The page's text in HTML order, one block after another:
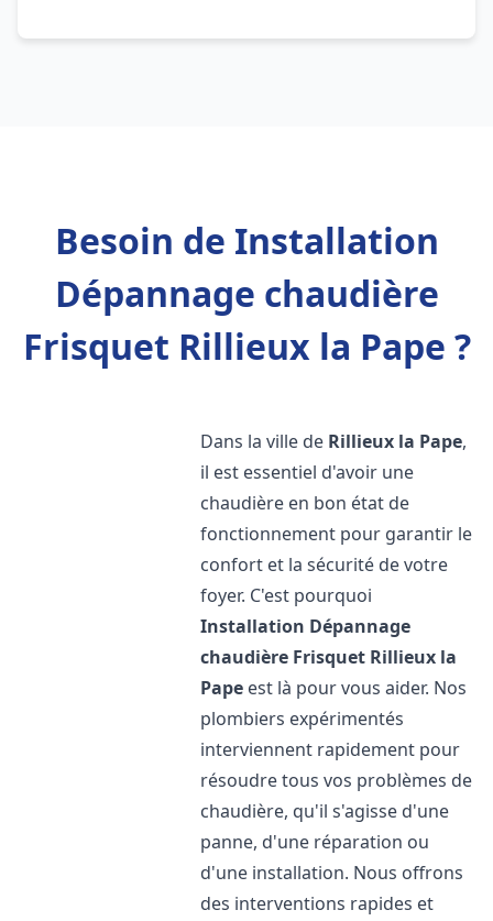
Besoin de Installation
Dépannage chaudière
Frisquet Rillieux la Pape ?
Dans la ville de Rillieux la Pape,
il est essentiel d'avoir une
chaudière en bon état de
fonctionnement pour garantir le
confort et la sécurité de votre
foyer. C'est pourquoi
Installation Dépannage
chaudière Frisquet Rillieux la
Pape est là pour vous aider. Nos
plombiers expérimentés
interviennent rapidement pour
résoudre tous vos problèmes de
chaudière, qu'il s'agisse d'une
panne, d'une réparation ou
d'une installation. Nous offrons
des interventions rapides et